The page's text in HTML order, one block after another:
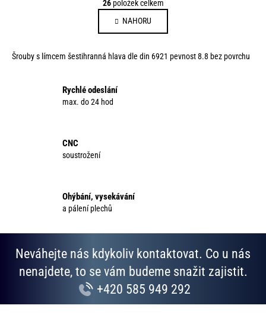
v
l
á
a
p
u
r
á
o
26položek celkem
NAHORU
Šrouby s límcem šestihranná hlava dle din 6921 pevnost 8.8 bez povrchu
Rychlé odeslání
max. do 24 hod
CNC
soustrožení
Ohýbání, vysekávání
a pálení plechů
Neváhejte nás kdykoliv kontaktovat. Co u nás
nenajdete, to se vám budeme snažit zajistit.
+420 585 949 292